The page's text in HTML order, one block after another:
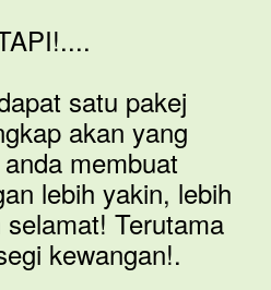
satu pakej
akan yang
membuat
lebih yakin, lebih
Terutama
kewangan!.